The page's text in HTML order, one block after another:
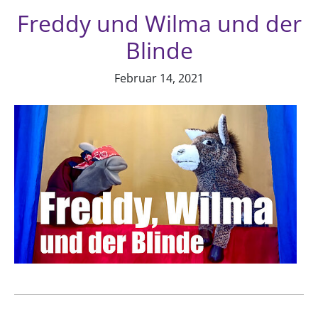
Freddy und Wilma und der
Blinde
Februar 14, 2021